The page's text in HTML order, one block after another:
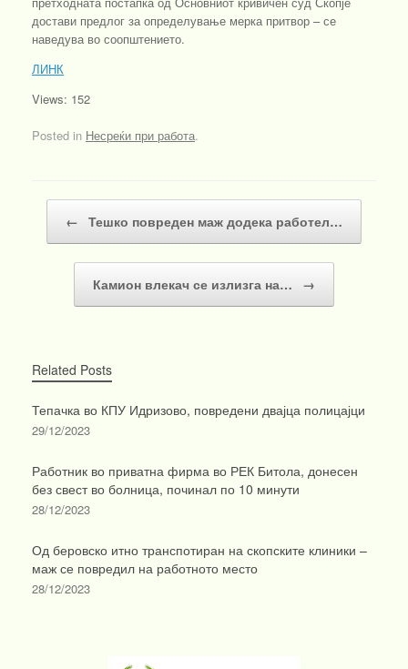
достави предлог за определување мерка притвор – се
наведува во соопштението.
ЛИНК
Views: 152
Posted in Несреќи при работа.
← Тешко повреден маж додека работел…
Камион влекач се излизга на… →
Related Posts
Тепачка во КПУ Идризово, повредени двајца полицајци
29/12/2023
Работник во приватна фирма во РЕК Битола, донесен
без свест во болница, починал по 10 минути
28/12/2023
Од беровско итно транспотиран на скопските клиники –
маж се повредил на работното место
28/12/2023